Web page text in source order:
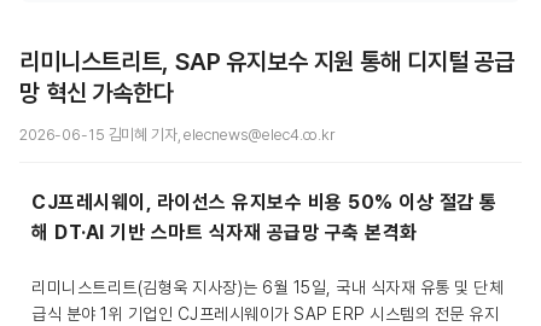
리미니스트리트, SAP 유지보수 지원 통해 디지털 공급
망 혁신 가속한다
2026-06-15 김미혜 기자, elecnews@elec4.co.kr
CJ프레시웨이, 라이선스 유지보수 비용 50% 이상 절감 통
해 DT·AI 기반 스마트 식자재 공급망 구축 본격화
리미니스트리트(김형욱 지사장)는 6월 15일, 국내 식자재 유통 및 단체
급식 분야 1위 기업인 CJ프레시웨이가 SAP ERP 시스템의 전문 유지